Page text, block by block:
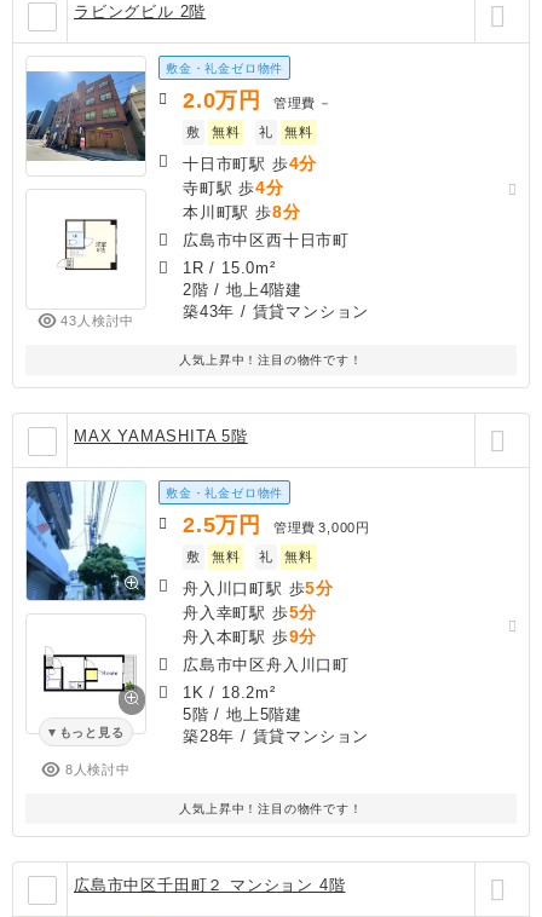
ラビングビル 2階
43人検討中
敷金・礼金ゼロ物件
2.0万円 管理費 －
敷
無料 礼 無料
十日市町駅 歩4分
寺町駅 歩4分
本川町駅 歩8分
広島市中区西十日市町
1R / 15.0m²
2階 / 地上4階建
築43年 / 賃貸マンション
人気上昇中！注目の物件です！
MAX YAMASHITA 5階
もっと見る
8人検討中
敷金・礼金ゼロ物件
2.5万円 管理費 3,000円
敷
無料 礼 無料
舟入川口町駅 歩5分
舟入幸町駅 歩5分
舟入本町駅 歩9分
広島市中区舟入川口町
1K / 18.2m²
5階 / 地上5階建
築28年 / 賃貸マンション
人気上昇中！注目の物件です！
広島市中区千田町２ マンション 4階